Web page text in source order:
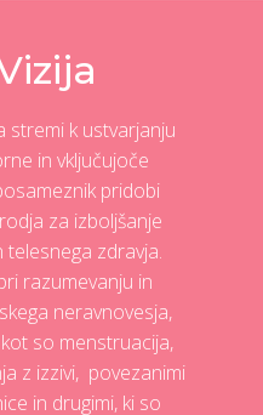
stremi k ustvarjanju
in vključujoče
pridobi
za izboljšanje
telesnega zdravja.
razumevanju in
neravnovesja,
so menstruacija,
z izzivi, povezanimi
in drugimi, ki so